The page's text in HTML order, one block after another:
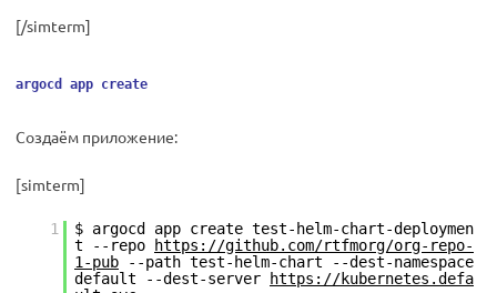
[/simterm]
argocd app create
Создаём приложение:
[simterm]
1
$ argocd app create test-helm-chart-deploymen
t --repo
https://github.com/rtfmorg/org-repo-
1-pub --path test-helm-chart --dest-namespace
default --dest-server
https://kubernetes.defa